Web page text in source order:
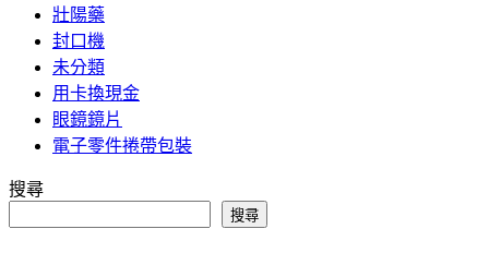
壯陽藥
封口機
未分類
用卡換現金
眼鏡鏡片
電子零件捲帶包裝
搜尋
搜尋